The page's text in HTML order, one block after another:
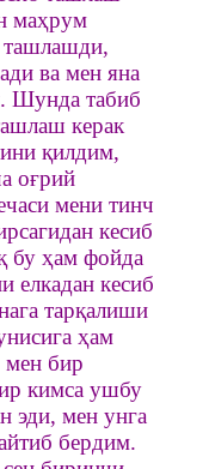
маҳрум
ташлашди,
ва мен яна
Шунда табиб
керак
қилдим,
оғрий
мени тинч
кесиб
бу ҳам фойда
елкадан кесиб
тарқалиши
ҳам
бир
кимса ушбу
эди, мен унга
бердим.